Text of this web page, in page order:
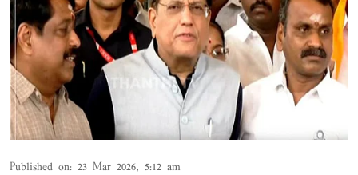
Published on: 23 Mar 2026, 5:12 am